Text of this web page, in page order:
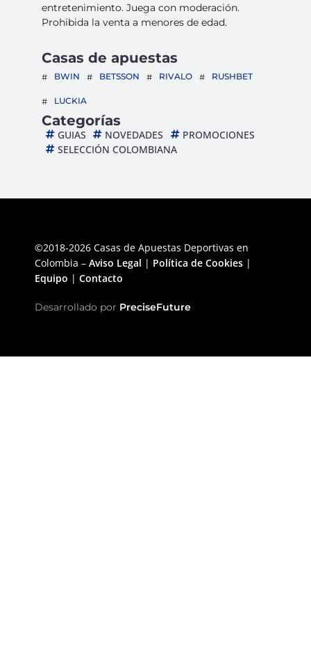
entretenimiento. Juega con moderación.
Prohibida la venta a menores de edad.
Casas de apuestas
BWIN BETSSON RIVALO RUSHBET
LUCKIA
Categorías
GUIAS NOVEDADES
PROMOCIONES
SELECCIÓN COLOMBIANA
©2018-2026 Casas de Apuestas Deportivas en
Colombia – Aviso Legal | Política de Cookies |
Equipo | Contacto
Desarrollado por PreciseFuture